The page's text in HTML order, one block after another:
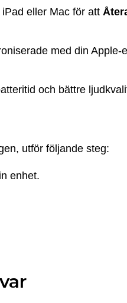
eller Mac för att
med din Apple-
och bättre
utför följande steg:
enhet.